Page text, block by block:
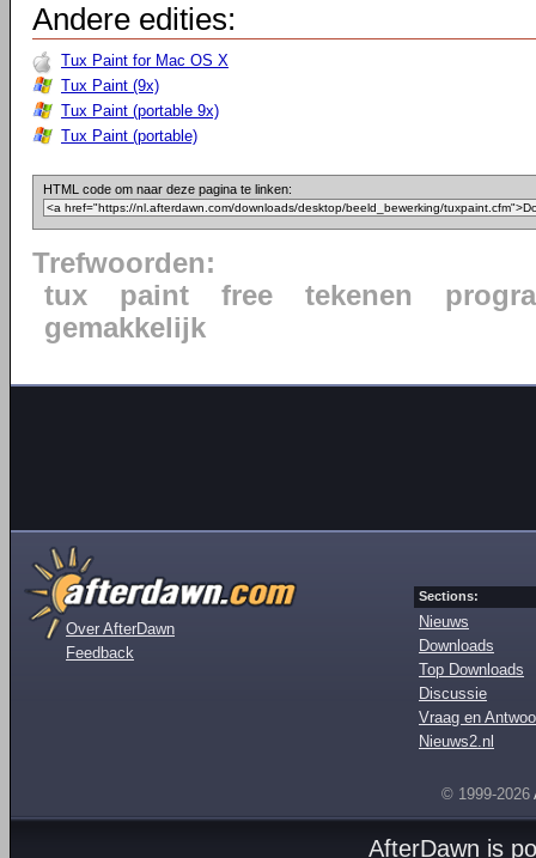
Andere edities:
Tux Paint for Mac OS X
Tux Paint (9x)
Tux Paint (portable 9x)
Tux Paint (portable)
HTML code om naar deze pagina te linken:
Trefwoorden:
tux
paint free tekenen
gemakkelijk
Over AfterDawn
Feedback
Sections:
Nieuws
Downloads
Top Downloads
Discussie
Vraag en
Nieuws2.nl
© 1999-2026
AfterDawn is